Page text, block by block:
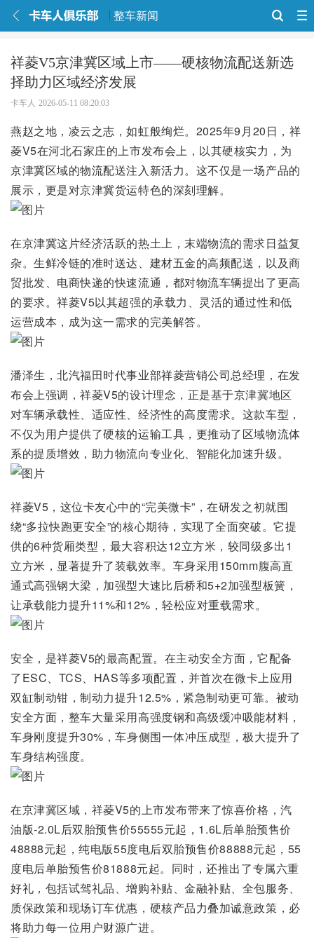
整车新闻
祥菱V5京津冀区域上市——硬核物流配送新选
择助力区域经济发展
卡车人 2026-05-11 08:20:03
燕赵之地，凌云之志，如虹般绚烂。2025年9月20日，祥
菱V5在河北石家庄的上市发布会上，以其硬核实力，为
京津冀区域的物流配送注入新活力。这不仅是一场产品的
展示，更是对京津冀货运特色的深刻理解。
在京津冀这片经济活跃的热土上，末端物流的需求日益复
杂。生鲜冷链的准时送达、建材五金的高频配送，以及商
贸批发、电商快递的快速流通，都对物流车辆提出了更高
的要求。祥菱V5以其超强的承载力、灵活的通过性和低
运营成本，成为这一需求的完美解答。
潘泽生，北汽福田时代事业部祥菱营销公司总经理，在发
布会上强调，祥菱V5的设计理念，正是基于京津冀地区
对车辆承载性、适应性、经济性的高度需求。这款车型，
不仅为用户提供了硬核的运输工具，更推动了区域物流体
系的提质增效，助力物流向专业化、智能化加速升级。
祥菱V5，这位卡友心中的“完美微卡”，在研发之初就围
绕“多拉快跑更安全”的核心期待，实现了全面突破。它提
供的6种货厢类型，最大容积达12立方米，较同级多出1
立方米，显著提升了装载效率。车身采用150mm腹高直
通式高强钢大梁，加强型大速比后桥和5+2加强型板簧，
让承载能力提升11%和12%，轻松应对重载需求。
安全，是祥菱V5的最高配置。在主动安全方面，它配备
了ESC、TCS、HAS等多项配置，并首次在微卡上应用
双缸制动钳，制动力提升12.5%，紧急制动更可靠。被动
安全方面，整车大量采用高强度钢和高级缓冲吸能材料，
车身刚度提升30%，车身侧围一体冲压成型，极大提升了
车身结构强度。
在京津冀区域，祥菱V5的上市发布带来了惊喜价格，汽
油版-2.0L后双胎预售价55555元起，1.6L后单胎预售价
48888元起，纯电版55度电后双胎预售价88888元起，55
度电后单胎预售价81888元起。同时，还推出了专属六重
好礼，包括试驾礼品、增购补贴、金融补贴、全包服务、
质保政策和现场订车优惠，硬核产品力叠加诚意政策，必
将助力每一位用户财源广进。